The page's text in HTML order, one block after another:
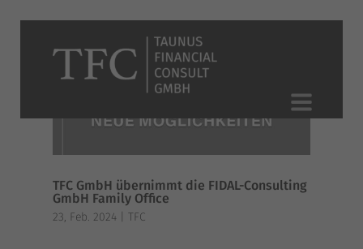
TFC GmbH übernimmt die FIDAL-Consulting
GmbH Family Office
23, Feb. 2024 TFC